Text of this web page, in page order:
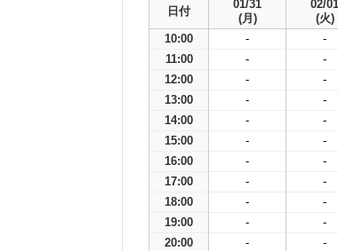
日付
01/31
(月)
02/01
(火)
10:00
- -
11:00
- -
12:00
- -
13:00
- -
14:00
- -
15:00
- -
16:00
- -
17:00
- -
18:00
- -
19:00
- -
20:00
- -